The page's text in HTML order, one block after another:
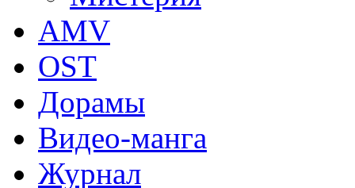
AMV
OST
Дорамы
Видео-манга
Журнал